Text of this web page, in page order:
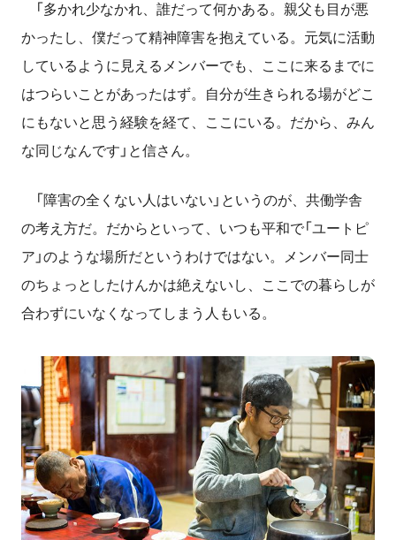
「多かれ少なかれ、誰だって何かある。親父も目が悪
かったし、僕だって精神障害を抱えている。元気に活動
しているように見えるメンバーでも、ここに来るまでに
はつらいことがあったはず。自分が生きられる場がどこ
にもないと思う経験を経て、ここにいる。だから、みん
な同じなんです」と信さん。
「障害の全くない人はいない」というのが、共働学舎
の考え方だ。だからといって、いつも平和で「ユートピ
ア」のような場所だというわけではない。メンバー同士
のちょっとしたけんかは絶えないし、ここでの暮らしが
合わずにいなくなってしまう人もいる。